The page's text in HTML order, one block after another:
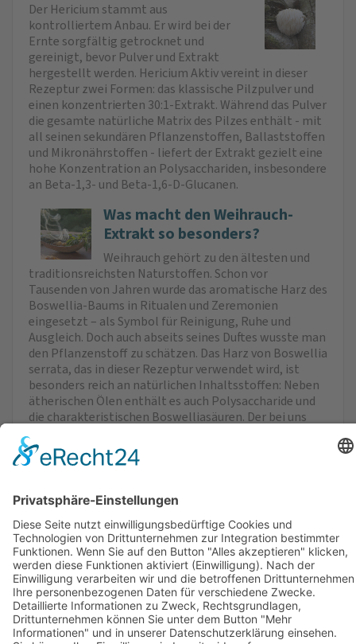
Der Hericium stammt aus
kontrolliertem Anbau. Er wird bei der
Ernte sorgfältig getrocknet und
gereinigt, bevor Pulver und Extrakt
hergestellt werden. Hericium Aktiv vereint in dieser
Rezeptur zwei Formen: das klassische Pilzpulver und
einen konzentrierten 30:1-Extrakt. Während das Pulver
die gesamte natürliche Matrix des Pilzes enthält - mit
all seinen sekundären Pflanzenstoffen, Ballaststoffen
und Mikronährstoffen - liefert der Extrakt gezielt eine
hohe Konzentration an Polysacchariden, insbesondere
an Beta-1,3- und Beta-1,6-D-Glucanen.
Was macht den Weihrauch-
Extrakt so besonders?
Weihrauch gehört zu den ältesten und
traditionsreichsten Naturstoffen. Schon vor
Tausenden von Jahren wurde das aromatische Harz des
Boswellia-Baums in Ritualen und Zeremonien
eingesetzt – als Symbol für Reinigung, Ruhe und
Ausgleich. Doch auch abseits seines Duftes wusste man
den Pflanzenstoff zu schätzen. Das Harz von Boswellia
serrata, das in dieser Rezeptur verwendet wird, ist
besonders reich an natürlichen Inhaltsstoffen: Neben
ätherischen Ölen enthält es auch Polysaccharide und
die charakteristischen Boswelliasäuren. Der bei uns
und wurde auf 95 % Boswelliasäuren standardisiert.
Enthalten ist auch Lecithin aus Raps, das dem Produkt
Verzehrempfehlung
Inhaltsstoffe/Zusammensetzung